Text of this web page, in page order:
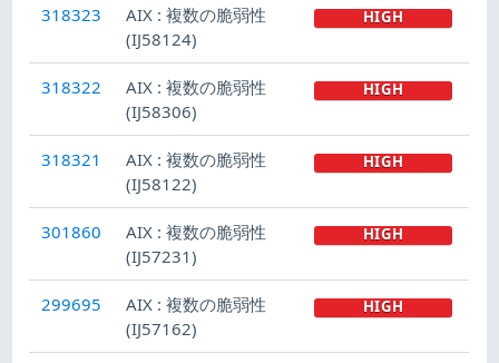
318323
AIX : 複数の脆弱性
(IJ58124)
HIGH
318322
AIX : 複数の脆弱性
(IJ58306)
HIGH
318321
AIX : 複数の脆弱性
(IJ58122)
HIGH
301860
AIX : 複数の脆弱性
(IJ57231)
HIGH
299695
AIX : 複数の脆弱性
(IJ57162)
HIGH